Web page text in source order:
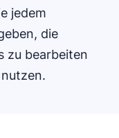
jedem
die
zu bearbeiten